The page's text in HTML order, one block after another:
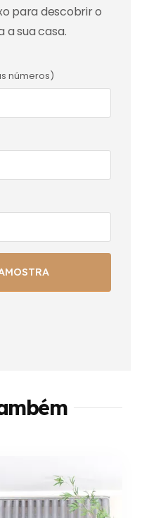
para descobrir o
a sua casa.
números)